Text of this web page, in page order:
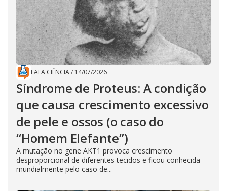
FALA CIÊNCIA/ 14/07/2026
Síndrome de Proteus: A condição
que causa crescimento excessivo
de pele e ossos (o caso do
“Homem Elefante”)
A mutação no gene AKT1 provoca crescimento
desproporcional de diferentes tecidos e ficou conhecida
mundialmente pelo caso de...